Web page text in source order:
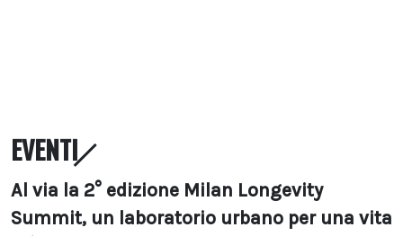
EVENTI
Al via la 2° edizione Milan Longevity
Summit, un laboratorio urbano per una vita